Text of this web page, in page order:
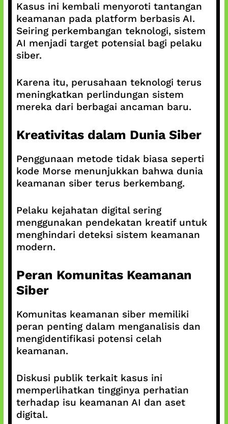
Kasus ini kembali menyoroti tantangan
keamanan pada platform berbasis AI.
Seiring perkembangan teknologi, sistem
AI menjadi target potensial bagi pelaku
siber.
Karena itu, perusahaan teknologi terus
meningkatkan perlindungan sistem
mereka dari berbagai ancaman baru.
Kreativitas dalam Dunia Siber
Penggunaan metode tidak biasa seperti
kode Morse menunjukkan bahwa dunia
keamanan siber terus berkembang.
Pelaku kejahatan digital sering
menggunakan pendekatan kreatif untuk
menghindari deteksi sistem keamanan
modern.
Peran Komunitas Keamanan
Siber
Komunitas keamanan siber memiliki
peran penting dalam menganalisis dan
mengidentifikasi potensi celah
keamanan.
Diskusi publik terkait kasus ini
memperlihatkan tingginya perhatian
terhadap isu keamanan AI dan aset
digital.